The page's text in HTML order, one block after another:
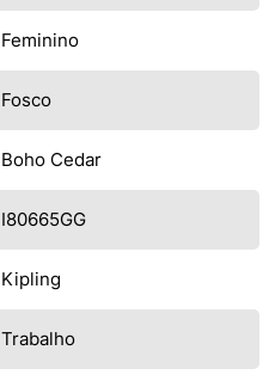
Feminino
Fosco
Boho Cedar
I80665GG
Kipling
Trabalho